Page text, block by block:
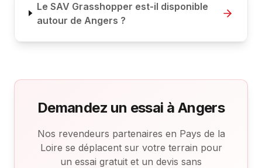
Le SAV Grasshopper est-il disponible
autour de Angers ?
Demandez un essai à Angers
Nos revendeurs partenaires en Pays de la
Loire se déplacent sur votre terrain pour
un essai gratuit et un devis sans